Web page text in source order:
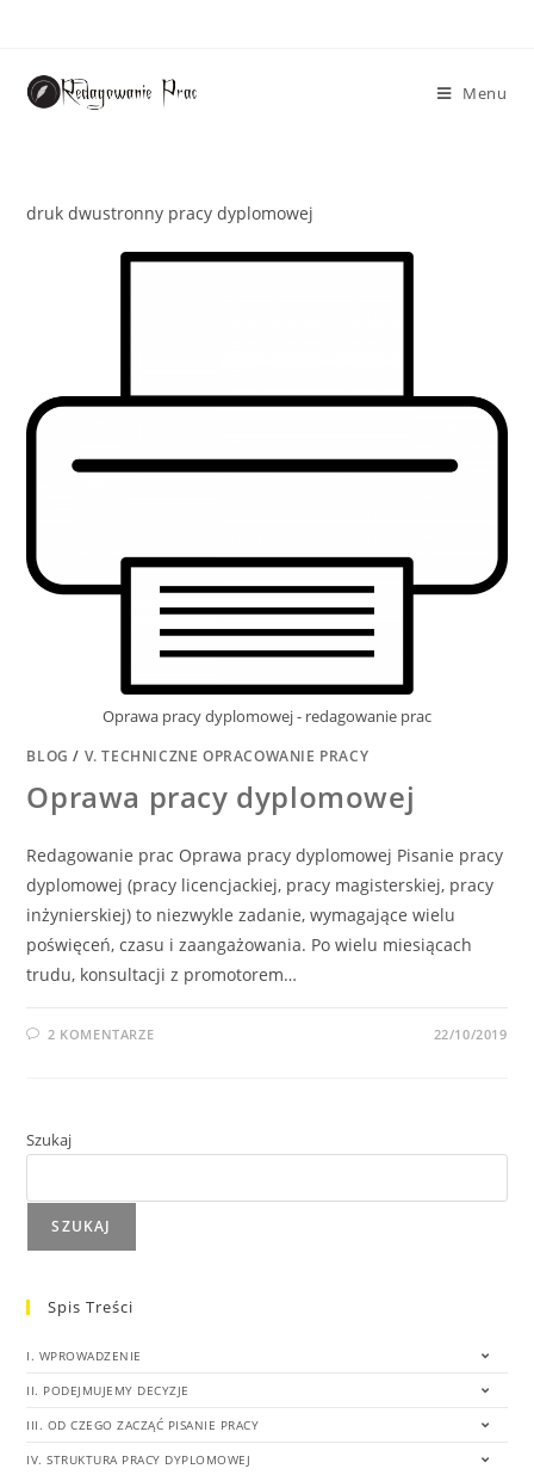
Menu
druk dwustronny pracy dyplomowej
Oprawa pracy dyplomowej - redagowanie prac
BLOG / V. TECHNICZNE OPRACOWANIE PRACY
Oprawa pracy dyplomowej
Redagowanie prac Oprawa pracy dyplomowej Pisanie pracy
dyplomowej (pracy licencjackiej, pracy magisterskiej, pracy
inżynierskiej) to niezwykle zadanie, wymagające wielu
poświęceń, czasu i zaangażowania. Po wielu miesiącach
trudu, konsultacji z promotorem…
2 KOMENTARZE 22/10/2019
Szukaj
SZUKAJ
Spis Treści
I. WPROWADZENIE
II. PODEJMUJEMY DECYZJE
III. OD CZEGO ZACZĄĆ PISANIE PRACY
IV. STRUKTURA PRACY DYPLOMOWEJ